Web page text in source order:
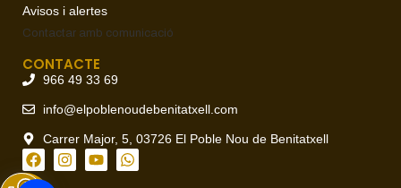
Avisos i alertes
Contactar amb comunicació
CONTACTE
966 49 33 69
info@elpoblenoudebenitatxell.com
Carrer Major, 5, 03726 El Poble Nou de Benitatxell